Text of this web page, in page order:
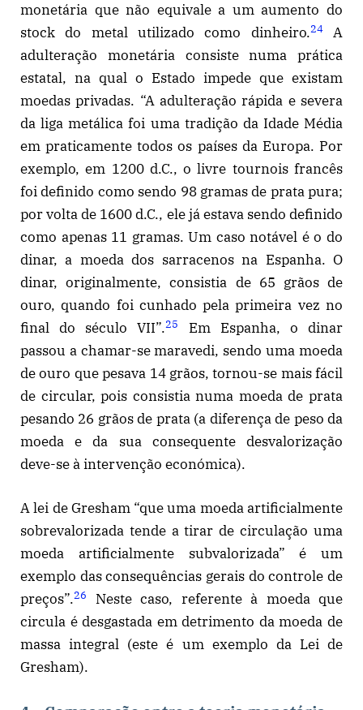
monetária que não equivale a um aumento do
stock do metal utilizado como dinheiro.24A
adulteração monetária consiste numa prática
estatal, na qual o Estado impede que existam
moedas privadas. “A adulteração rápida e severa
da liga metálica foi uma tradição da Idade Média
em praticamente todos os países da Europa. Por
exemplo, em 1200 d.C., o livre tournois francês
foi definido como sendo 98 gramas de prata pura;
por volta de 1600 d.C., ele já estava sendo definido
como apenas 11 gramas. Um caso notável é o do
dinar, a moeda dos sarracenos na Espanha. O
dinar, originalmente, consistia de 65 grãos de
ouro, quando foi cunhado pela primeira vez no
final do século VII”.25
Em Espanha, o dinar
passou a chamar-se maravedi, sendo uma moeda
de ouro que pesava 14 grãos, tornou-se mais fácil
de circular, pois consistia numa moeda de prata
pesando 26 grãos de prata (a diferença de peso da
moeda e da sua consequente desvalorização
deve-se à intervenção económica).
A lei de Gresham “que uma moeda artificialmente
sobrevalorizada tende a tirar de circulação uma
moeda artificialmente subvalorizada” é um
exemplo das consequências gerais do controle de
preços”.26
Neste caso, referente à moeda que
circula é desgastada em detrimento da moeda de
massa integral (este é um exemplo da Lei de
Gresham).